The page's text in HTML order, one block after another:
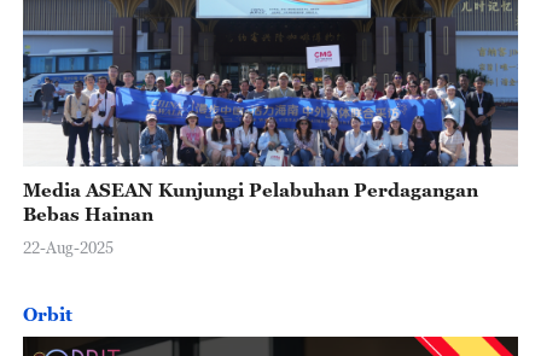
Media ASEAN Kunjungi Pelabuhan Perdagangan
Bebas Hainan
22-Aug-2025
Orbit